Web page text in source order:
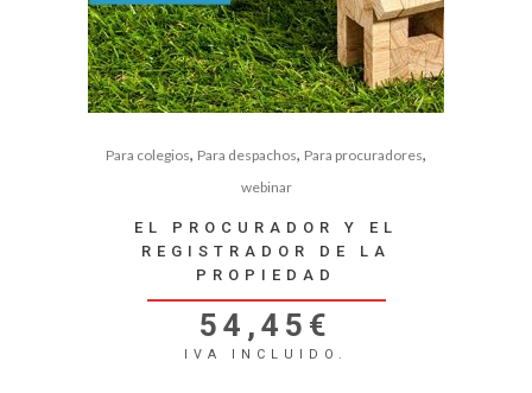
Para colegios, Para despachos, Para procuradores,
webinar
EL PROCURADOR Y EL
REGISTRADOR DE LA
PROPIEDAD
54,45 €
IVA INCLUIDO.